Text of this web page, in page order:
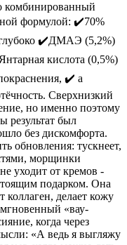
комбинированный
формулой: ✔️70%
глубоко ✔️ДМАЭ (5,2%)
кислота (0,5%)
✔️ а
Сверхнизкий
но именно поэтому
результат был
без дискомфорта.
обновления: тускнеет,
морщинки
уходит от кремов -
подарком. Она
коллаген, делает кожу
«вау-
когда через
«А ведь я выгляжу